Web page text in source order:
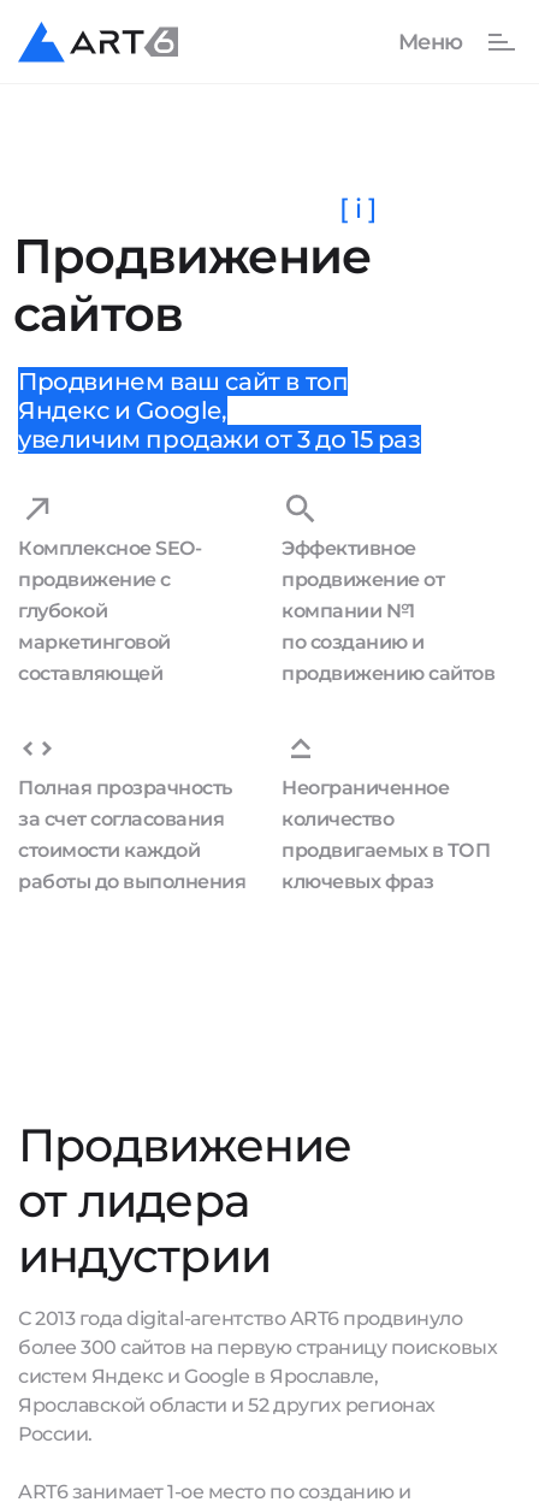
Продвижение
сайтов
[ i ]
Продвинем ваш сайт в топ
Яндекс и Google,
увеличим продажи от 3 до 15 раз
Комплексное SEO-
продвижение с
глубокой
маркетинговой
составляющей
Эффективное
продвижение от
компании №1
по созданию и
продвижению сайтов
Полная прозрачность
за счет согласования
стоимости каждой
работы до выполнения
Неограниченное
количество
продвигаемых в ТОП
ключевых фраз
Продвижение
от лидера
индустрии
С 2013 года digital-агентство ART6 продвинуло
более 300 сайтов на первую страницу поисковых
систем Яндекс и Google в Ярославле,
Ярославской области и 52 других регионах
России.
ART6 занимает 1-ое место по созданию и